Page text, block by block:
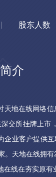
股东人数
介
天地在线网络
深交所挂牌上市
企业客户提供
。天地在线拥
在线在夯实原有